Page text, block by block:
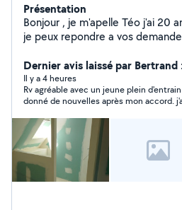
Présentation
Bonjour , je m'apelle Téo j'ai 20
je peux repondre a vos
de meubles cuisine etc...
Dernier avis laissé par Bertrand
Il y a 4 heures
Rv agréable avec un jeune plein
donné de nouvelles après mon accord. j'ai perdu 15 jours et un